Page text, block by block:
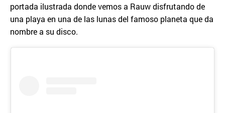
portada ilustrada donde vemos a Rauw disfrutando de
una playa en una de las lunas del famoso planeta que da
nombre a su disco.